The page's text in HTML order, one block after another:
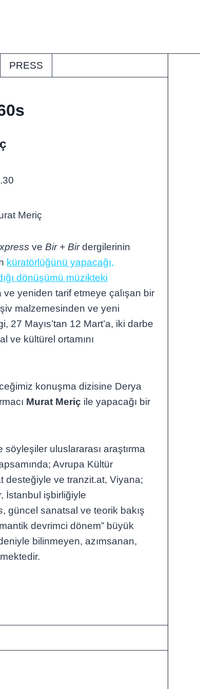
PRESS
Meriç
ve Bir + Birdergilerinin
küratörlüğünü yapacağı,
dönüşümü müzikteki
ve yeniden tarif etmeye çalışan bir
malzemesinden ve yeni
27 Mayıs’tan 12 Mart’a, iki darbe
ve kültürel ortamını
konuşma dizisine Derya
Murat Meriç ile yapacağı bir
uluslararası araştırma
Avrupa Kültür
desteğiyle ve tranzit.at, Viyana;
İstanbul işbirliğiyle
, güncel sanatsal ve teorik bakış
devrimci dönem” büyük
bilinmeyen, azımsanan,